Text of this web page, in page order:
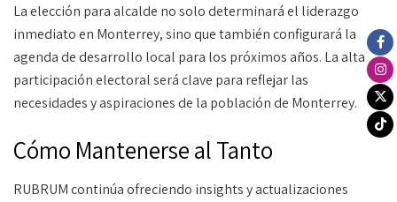
La elección para alcalde no solo determinará el liderazgo
inmediato en Monterrey, sino que también configurará la
agenda de desarrollo local para los próximos años. La alta
participación electoral será clave para reflejar las
necesidades y aspiraciones de la población de Monterrey.
Cómo Mantenerse al Tanto
RUBRUM continúa ofreciendo insights y actualizaciones